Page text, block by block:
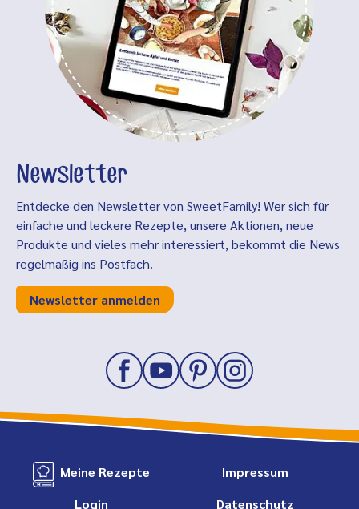
Newsletter
Entdecke den Newsletter von SweetFamily! Wer sich für
einfache und leckere Rezepte, unsere Aktionen, neue
Produkte und vieles mehr interessiert, bekommt die News
regelmäßig ins Postfach.
Newsletter anmelden
Meine Rezepte
Login
Impressum
Datenschutz